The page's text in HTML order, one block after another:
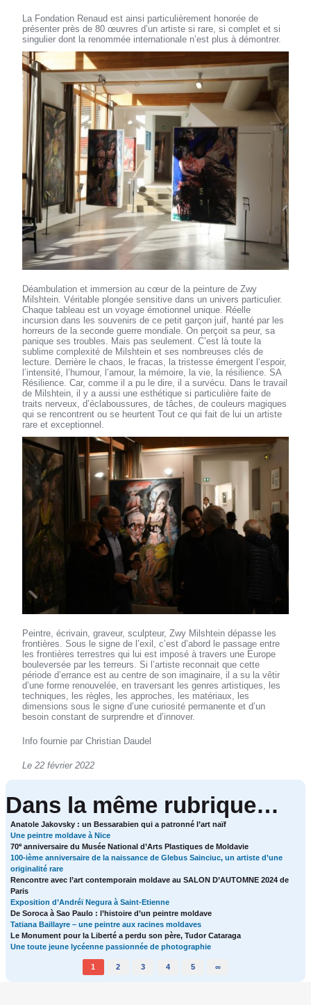
La Fondation Renaud est ainsi particulièrement honorée de
présenter près de 80 œuvres d’un artiste si rare, si complet et si
singulier dont la renommée internationale n’est plus à démontrer.
Déambulation et immersion au cœur de la peinture de Zwy
Milshtein. Véritable plongée sensitive dans un univers particulier.
Chaque tableau est un voyage émotionnel unique. Réelle
incursion dans les souvenirs de ce petit garçon juif, hanté par les
horreurs de la seconde guerre mondiale. On perçoit sa peur, sa
panique ses troubles. Mais pas seulement. C’est là toute la
sublime complexité de Milshtein et ses nombreuses clés de
lecture. Derrière le chaos, le fracas, la tristesse émergent l’espoir,
l’intensité, l’humour, l’amour, la mémoire, la vie, la résilience. SA
Résilience. Car, comme il a pu le dire, il a survécu. Dans le travail
de Milshtein, il y a aussi une esthétique si particulière faite de
traits nerveux, d’éclaboussures, de tâches, de couleurs magiques
qui se rencontrent ou se heurtent Tout ce qui fait de lui un artiste
rare et exceptionnel.
Peintre, écrivain, graveur, sculpteur, Zwy Milshtein dépasse les
frontières. Sous le signe de l’exil, c’est d’abord le passage entre
les frontières terrestres qui lui est imposé à travers une Europe
bouleversée par les terreurs. Si l’artiste reconnait que cette
période d’errance est au centre de son imaginaire, il a su la vêtir
d’une forme renouvelée, en traversant les genres artistiques, les
techniques, les règles, les approches, les matériaux, les
dimensions sous le signe d’une curiosité permanente et d’un
besoin constant de surprendre et d’innover.
Info fournie par Christian Daudel
Le 22 février 2022
Dans la même rubrique…
Anatole Jakovsky : un Bessarabien qui a patronné l’art naïf
Une peintre moldave à Nice
70e anniversaire du Musée National d’Arts Plastiques de Moldavie
100-ième anniversaire de la naissance de Glebus Sainciuc, un artiste d’une
originalité rare
Rencontre avec l’art contemporain moldave au SALON D’AUTOMNE 2024 de
Paris
Exposition d’Andréï Negura à Saint-Etienne
De Soroca à Sao Paulo : l’histoire d’un peintre moldave
Tatiana Baillayre – une peintre aux racines moldaves
Le Monument pour la Liberté a perdu son père, Tudor Cataraga
Une toute jeune lycéenne passionnée de photographie
1 2 3 4 5 ∞